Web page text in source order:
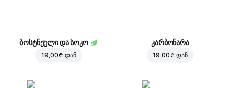
ბოსტნეული და სოკო
19,00 ₾ დან
კარბონარა
19,00 ₾ დან